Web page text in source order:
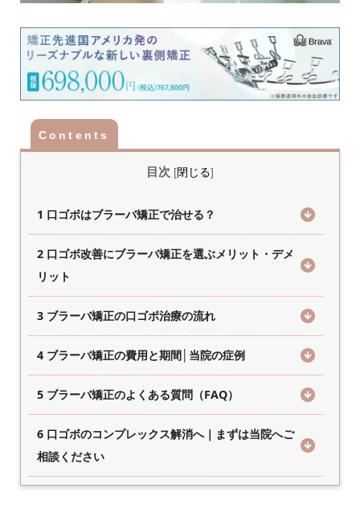
目次 [閉じる]
1 口ゴボはブラーバ矯正で治せる？
2 口ゴボ改善にブラーバ矯正を選ぶメリット・デメ
リット
3 ブラーバ矯正の口ゴボ治療の流れ
4 ブラーバ矯正の費用と期間│当院の症例
5 ブラーバ矯正のよくある質問（FAQ）
6 口ゴボのコンプレックス解消へ｜まずは当院へご
相談ください